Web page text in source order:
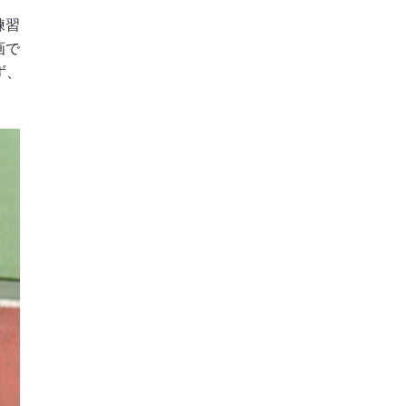
習
で